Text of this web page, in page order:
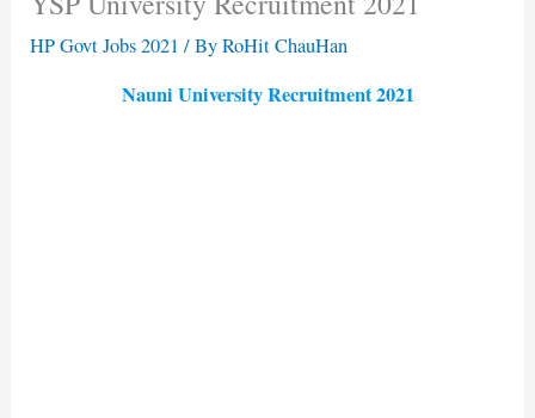
HP Govt Jobs 2021 / ByRoHit ChauHan
Nauni University Recruitment 2021